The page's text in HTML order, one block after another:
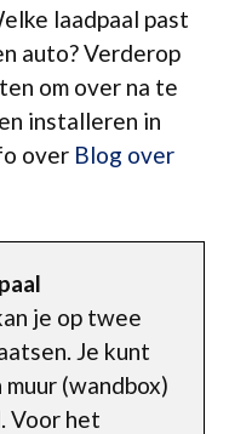
laadpaal past
auto? Verderop
om over na te
installeren in
over Blog over
je op twee
Je kunt
(wandbox)
Voor het